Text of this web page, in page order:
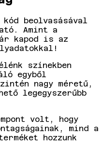
kód beolvasásával
Amint a
kapod is az
színekben
egyből
nagy méretű,
legegyszerűbb
volt, hogy
mind a
hozzunk